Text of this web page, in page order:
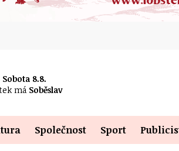
Sobota 8.8.
má Soběslav
Společnost Sport